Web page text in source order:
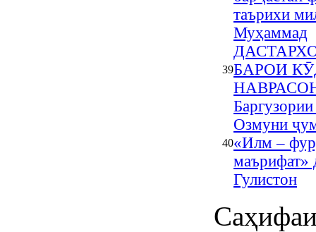
таърихи
Муҳаммад
39БАРОИ
40
Озмуни
«Илм –
маърифат»
Гулистон